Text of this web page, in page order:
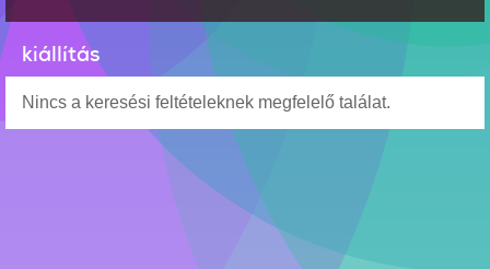
kiállítás
Nincs a keresési feltételeknek megfelelő találat.